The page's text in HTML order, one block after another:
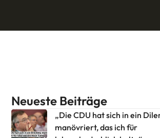
Neueste Beiträge
„Die CDU hat sich in ein
manövriert, das ich für